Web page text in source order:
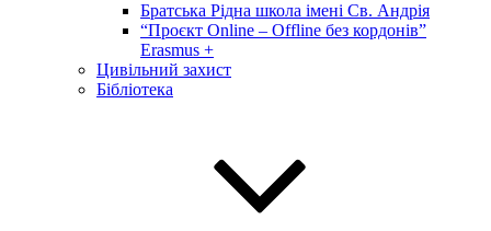
Братська Рідна школа імені Св. Андрія
“Проєкт Online – Offline без кордонів”
Erasmus +
Цивільний захист
Бібліотека